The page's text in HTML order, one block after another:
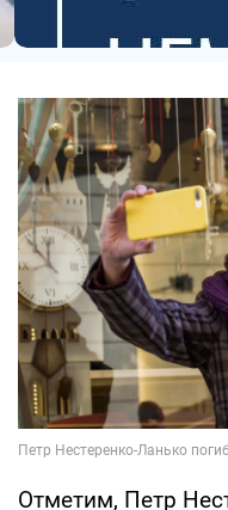
Отметим, Петр